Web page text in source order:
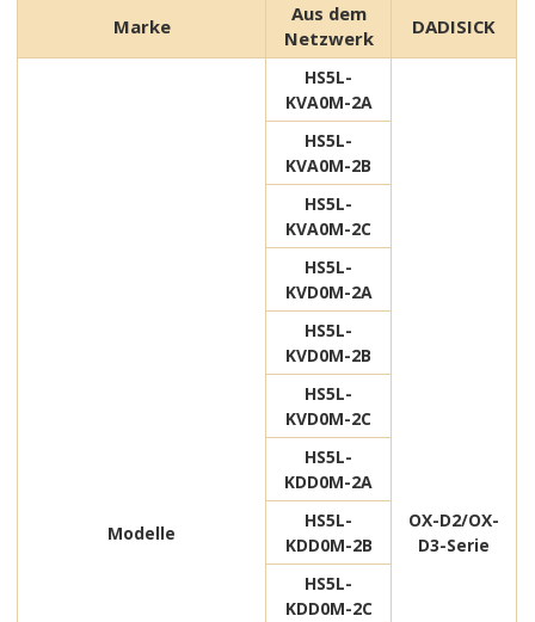
Marke
Aus dem
Netzwerk
DADISICK
Modelle
HS5L-
KVA0M-2A
OX-D2/OX-
D3-Serie
HS5L-
KVA0M-2B
HS5L-
KVA0M-2C
HS5L-
KVD0M-2A
HS5L-
KVD0M-2B
HS5L-
KVD0M-2C
HS5L-
KDD0M-2A
HS5L-
KDD0M-2B
HS5L-
KDD0M-2C